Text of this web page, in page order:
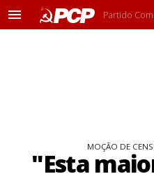
M
Partido
MOÇÃO DE
"Esta